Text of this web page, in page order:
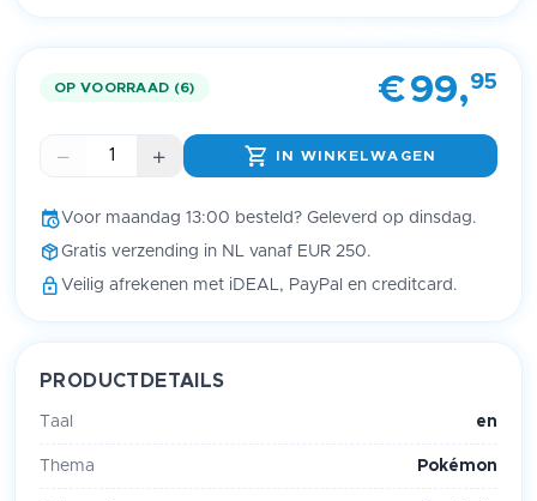
OP VOORRAAD (6) €99,95
IN WINKELWAGEN
Voor maandag 13:00 besteld? Geleverd op dinsdag.
Gratis verzending in NL vanaf EUR 250.
Veilig afrekenen met iDEAL, PayPal en creditcard.
PRODUCTDETAILS
Taal en
Thema Pokémon